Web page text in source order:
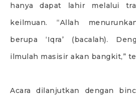
hanya dapat lahir melalui
keilmuan. “Allah
berupa ‘Iqra’ (bacalah).
ilmulah masisir akan bangkit,”
Acara dilanjutkan dengan